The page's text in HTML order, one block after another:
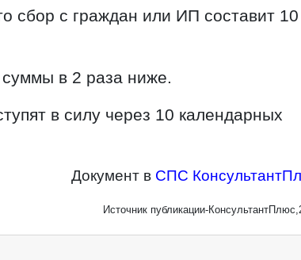
сбор с граждан или ИП составит 10
в 2 раза ниже.
в силу через 10 календарных
Документ в СПС
Источник публикации-